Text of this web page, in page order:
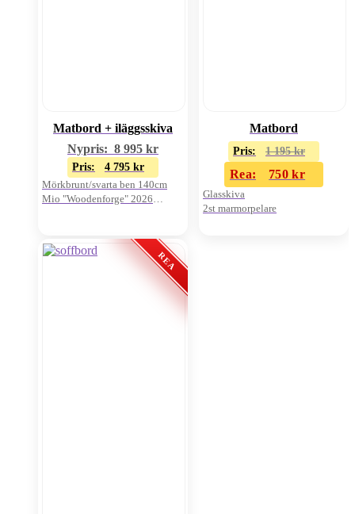
Matbord + iläggsskiva
Nypris: 8 995 kr
Pris: 4 795 kr
Mörkbrunt/svarta ben 140cm
Mio "Woodenforge" 2026
Matbord
Pris: 1 195kr
Rea: 750kr
Glasskiva
2st marmorpelare